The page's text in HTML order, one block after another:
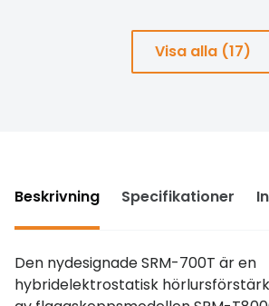
Visa alla (17)
Beskrivning Specifikationer
Den nydesignade SRM-700T är en
hybridelektrostatisk